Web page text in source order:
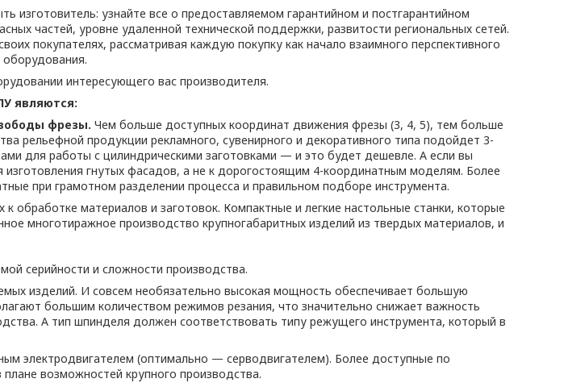
узнайте все о предоставляемом гарантийном и постгарантийном
частей, уровне удаленной технической поддержки, развитости региональных сетей.
покупателях, рассматривая каждую покупку как начало взаимного перспективного
интересующего вас производителя.
являются:
фрезы. Чем больше доступных координат движения фрезы (3, 4, 5), тем больше
рельефной продукции рекламного, сувенирного и декоративного типа подойдет 3-
для работы с цилиндрическими заготовками — и это будет дешевле. А если вы
гнутых фасадов, а не к дорогостоящим 4-координатным моделям. Более
при грамотном разделении процесса и правильном подборе инструмента.
материалов и заготовок. Компактные и легкие настольные станки, которые
многотиражное производство крупногабаритных изделий из твердых материалов, и
серийности и сложности производства.
изделий. И совсем необязательно высокая мощность обеспечивает большую
большим количеством режимов резания, что значительно снижает важность
А тип шпинделя должен соответствовать типу режущего инструмента, который в
электродвигателем (оптимально — серводвигателем). Более доступные по
возможностей крупного производства.